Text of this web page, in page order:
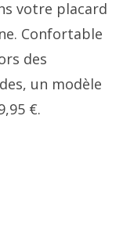
votre placard
Confortable
des
un modèle
€.